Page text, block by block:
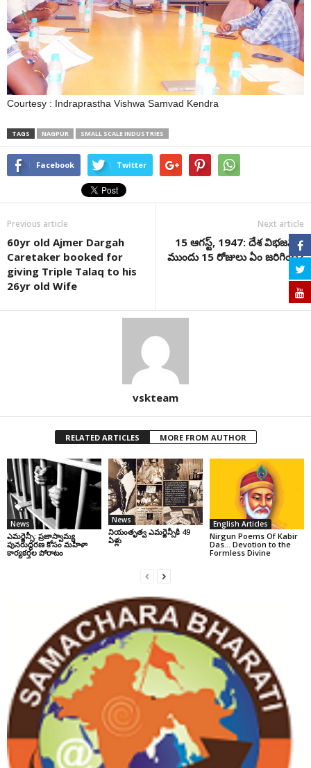
Courtesy : Indraprastha Vishwa Samvad Kendra
TAGS NAGPUR SMALL SCALE INDUSTRIES
Facebook Twitter
Previous article
60yr old Ajmer Dargah
Caretaker booked for
giving Triple Talaq to his
26yr old Wife
Next article
15 ఆగస్ట్, 1947: దేశ విభజనకు
ముందు 15 రోజులు ఏం జరిగింది?
vskteam
RELATED ARTICLES MORE FROM AUTHOR
News
ఎమర్జెన్సీ: ప్రజాస్వామ్య
పునరుద్ధరణ కోసం మహిళా
కార్యకర్తల పోరాటం
News
నియంతృత్వ ఎమర్జెన్సీకి 49
ఏళ్లు
English Articles
Nirgun Poems Of Kabir
Das… Devotion to the
Formless Divine